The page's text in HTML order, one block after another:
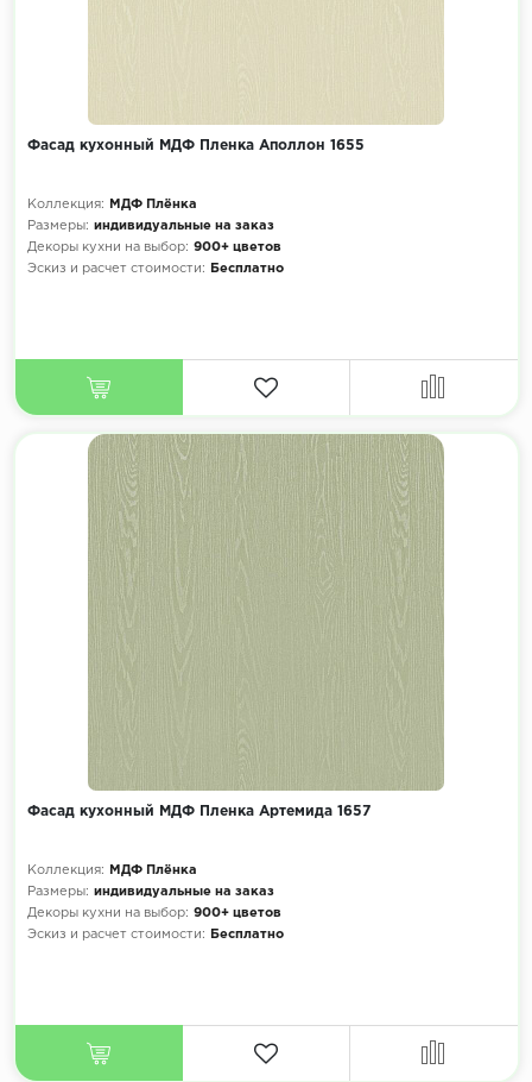
Фасад кухонный МДФ Пленка Аполлон 1655
Коллекция:
МДФ Плёнка
Размеры: индивидуальные на заказ
Декоры кухни на выбор: 900+ цветов
Эскиз и расчет стоимости:
Бесплатно
Фасад кухонный МДФ Пленка Артемида 1657
Коллекция:
МДФ Плёнка
Размеры: индивидуальные на заказ
Декоры кухни на выбор: 900+ цветов
Эскиз и расчет стоимости:
Бесплатно